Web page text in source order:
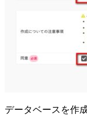
データベースを作